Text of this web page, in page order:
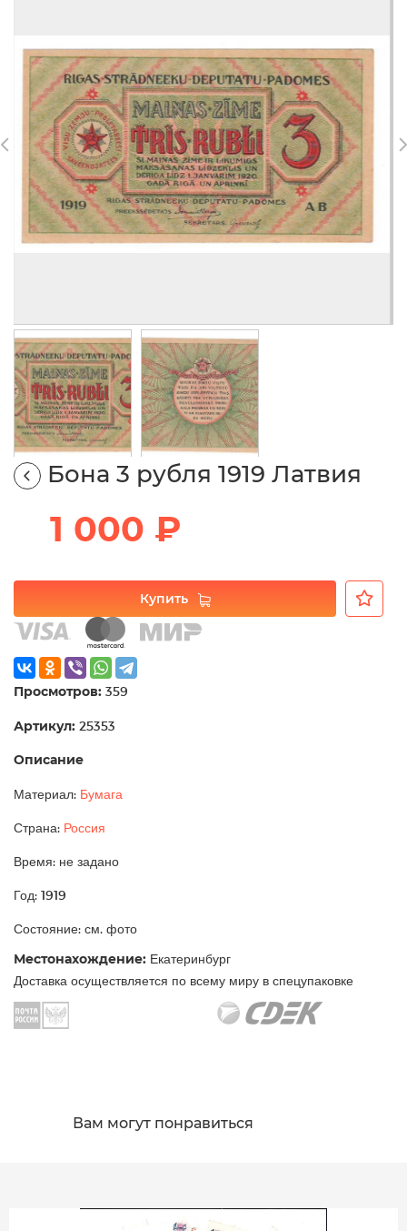
Бона 3 рубля 1919 Латвия
1 000 ₽
Купить
Просмотров: 359
Артикул: 25353
Описание
Материал: Бумага
Страна: Россия
Время: не задано
Год: 1919
Состояние: см. фото
Местонахождение: Екатеринбург
Доставка осуществляется по всему миру в спецупаковке
Вам могут понравиться